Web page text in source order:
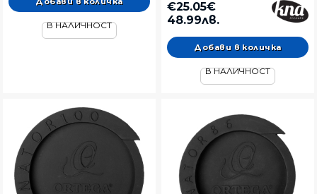
В НАЛИЧНОСТ
€25.05€
48.99лв.
В НАЛИЧНОСТ